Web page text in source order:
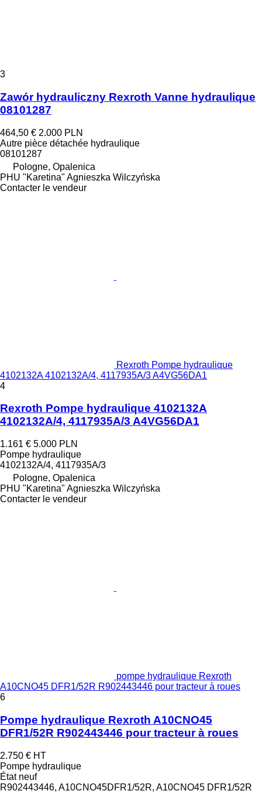
3
Zawór hydrauliczny Rexroth Vanne hydraulique
08101287
464,50 € 2.000 PLN
Autre pièce détachée hydraulique
08101287
Pologne, Opalenica
PHU "Karetina" Agnieszka Wilczyńska
Contacter le vendeur
Rexroth Pompe hydraulique
4102132A 4102132A/4, 4117935A/3 A4VG56DA1
4
Rexroth Pompe hydraulique 4102132A
4102132A/4, 4117935A/3 A4VG56DA1
1.161 € 5.000 PLN
Pompe hydraulique
4102132A/4, 4117935A/3
Pologne, Opalenica
PHU "Karetina" Agnieszka Wilczyńska
Contacter le vendeur
pompe hydraulique Rexroth
A10CNO45 DFR1/52R R902443446 pour tracteur à roues
6
Pompe hydraulique Rexroth A10CNO45
DFR1/52R R902443446 pour tracteur à roues
2.750 € HT
Pompe hydraulique
Étatneuf
R902443446, A10CNO45DFR1/52R, A10CNO45 DFR1/52R